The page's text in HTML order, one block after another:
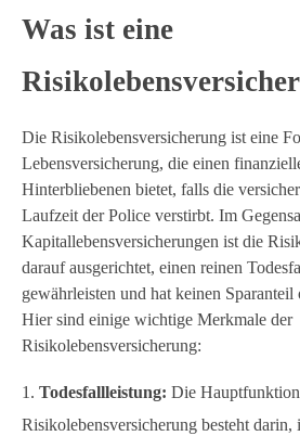
Was ist eine
Die Risikolebensversicherung ist eine
Lebensversicherung, die einen
Hinterbliebenen bietet, falls die
Laufzeit der Police verstirbt. Im
Kapitallebensversicherungen ist die
darauf ausgerichtet, einen reinen
gewährleisten und hat keinen
Hier sind einige wichtige Merkmale der
Risikolebensversicherung:
Todesfallleistung: Die
Risikolebensversicherung besteht darin,